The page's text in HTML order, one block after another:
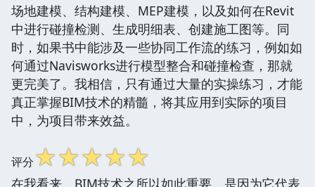
场地建模、结构建模、MEP建模，以及如何在Revit
中进行碰撞检测、生成明细表、创建施工图等。同
时，如果书中能涉及一些协同工作流的练习，例如如
何通过Navisworks进行模型整合和碰撞检查，那就
更完美了。我相信，只有通过大量的实操练习，才能
真正掌握BIM技术的精髓，将其应用到实际的项目
中，为项目带来效益。
评分☆☆☆☆☆
在我看来，BIM技术之所以如此重要，是因为它代表